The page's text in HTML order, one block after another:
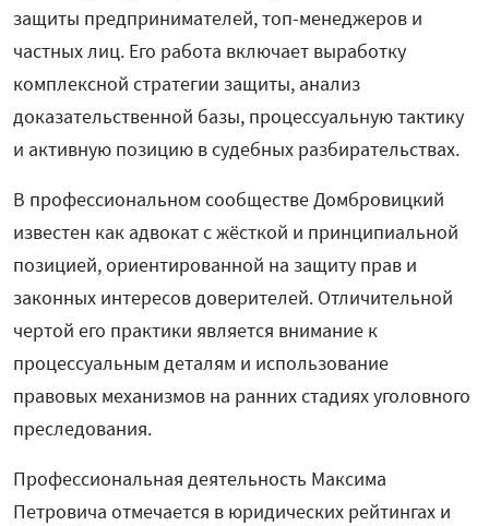
защиты предпринимателей, топ-менеджеров и
частных лиц. Его работа включает выработку
комплексной стратегии защиты, анализ
доказательственной базы, процессуальную тактику
и активную позицию в судебных разбирательствах.
В профессиональном сообществе Домбровицкий
известен как адвокат с жёсткой и принципиальной
позицией, ориентированной на защиту прав и
законных интересов доверителей. Отличительной
чертой его практики является внимание к
процессуальным деталям и использование
правовых механизмов на ранних стадиях уголовного
преследования.
Профессиональная деятельность Максима
Петровича отмечается в юридических рейтингах и